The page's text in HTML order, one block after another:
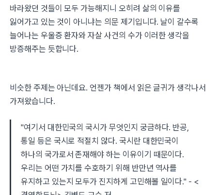
바라왔던 것들이 모두 가능해지니 오히려 삶의 이유를
잃어가고 있는 것이 아니냐는 의문 제기입니다. 날이 갈수록
늘어나는 우울증 환자와 자살 사건의 수가 이러한 생각을
방증해주는 듯합니다.
비슷한 주제는 아닌데요. 언젠가 책에서 읽은 글귀가 생각나서
가져왔습니다.
"여기서 대한민국의 국시가 무엇인지 궁금하다. 반공,
통일 등은 국시로 적절치 않다. 국시란 대한민국이
하나의 국가로서 존재해야 하는 이유이기 때문이다.
우리는 어떤 가치를 수호하기 위해 반만년 역사를
유지하고 있는지 모두가 진지하게 고민해볼 일이다." - <